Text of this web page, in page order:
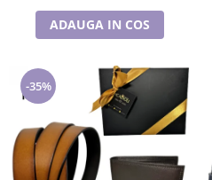
ADAUGA IN COS
-35%